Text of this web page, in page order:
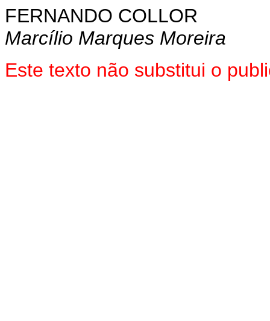
FERNANDO COLLOR
Marcílio Marques Moreira
Este texto não substitui o